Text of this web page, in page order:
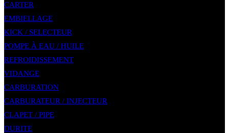
CARTER
EMBIELLAGE
KICK / SELECTEUR
POMPE À EAU / HUILE
REFROIDISSEMENT
VIDANGE
CARBURATION
CARBURATEUR / INJECTEUR
CLAPET / PIPE
DURITE